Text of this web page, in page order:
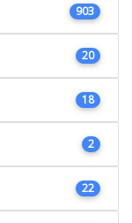
903
20
18
2
22